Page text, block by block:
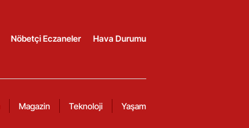
Nöbetçi Eczaneler Hava Durumu
Magazin Teknoloji Yaşam